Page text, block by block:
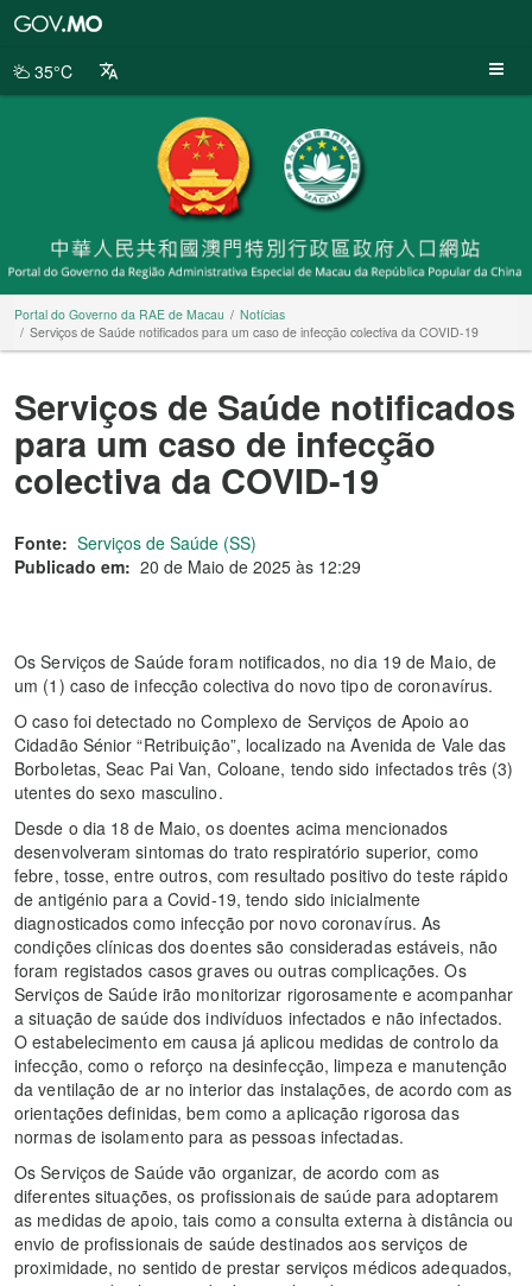
da
35°C
Portal do Governo da RAE de Macau
Notícias
Serviços de Saúde notificados para um caso de infecção colectiva da COVID-19
Serviços de Saúde notificados
para um caso de infecção
colectiva da COVID-19
Fonte: Serviços de Saúde (SS)
Publicado em: 20 de Maio de 2025 às 12:29
Os Serviços de Saúde foram notificados, no dia 19 de Maio, de
um (1) caso de infecção colectiva do novo tipo de coronavírus.
O caso foi detectado no Complexo de Serviços de Apoio ao
Cidadão Sénior “Retribuição”, localizado na Avenida de Vale das
Borboletas, Seac Pai Van, Coloane, tendo sido infectados três (3)
utentes do sexo masculino.
Desde o dia 18 de Maio, os doentes acima mencionados
desenvolveram sintomas do trato respiratório superior, como
febre, tosse, entre outros, com resultado positivo do teste rápido
de antigénio para a Covid-19, tendo sido inicialmente
diagnosticados como infecção por novo coronavírus. As
condições clínicas dos doentes são consideradas estáveis, não
foram registados casos graves ou outras complicações. Os
Serviços de Saúde irão monitorizar rigorosamente e acompanhar
a situação de saúde dos indivíduos infectados e não infectados.
O estabelecimento em causa já aplicou medidas de controlo da
infecção, como o reforço na desinfecção, limpeza e manutenção
da ventilação de ar no interior das instalações, de acordo com as
orientações definidas, bem como a aplicação rigorosa das
normas de isolamento para as pessoas infectadas.
Os Serviços de Saúde vão organizar, de acordo com as
diferentes situações, os profissionais de saúde para adoptarem
as medidas de apoio, tais como a consulta externa à distância ou
envio de profissionais de saúde destinados aos serviços de
proximidade, no sentido de prestar serviços médicos adequados,